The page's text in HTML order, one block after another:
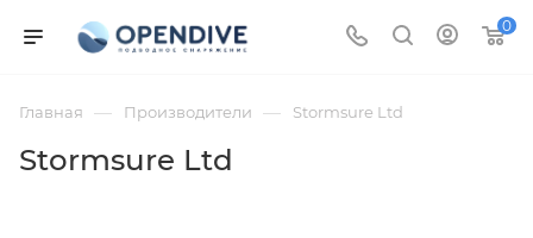
0
Главная — Производители — Stormsure Ltd
Stormsure Ltd